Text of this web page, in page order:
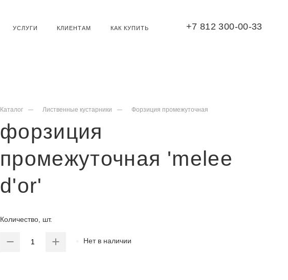
УСЛУГИ КЛИЕНТАМ КАК КУПИТЬ +7 812 300-00-33
Каталог Лиственные кустарники Форзиция промежуточная
форзиция
промежуточная 'melee
d'or'
Количество, шт.
Нет в наличии